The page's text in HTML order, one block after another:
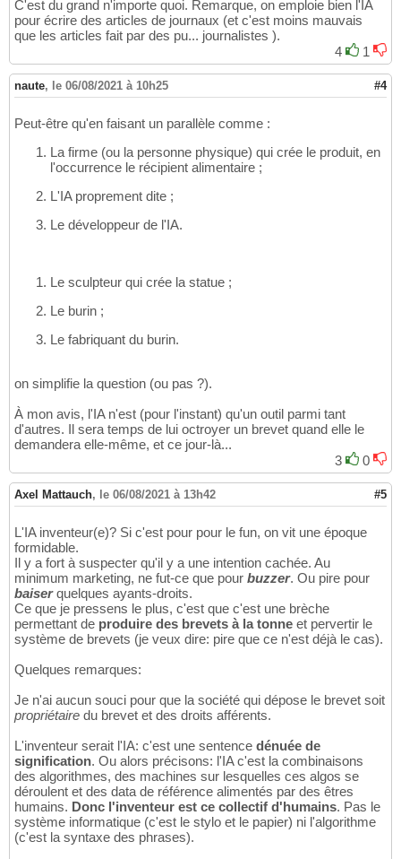
C'est du grand n'importe quoi. Remarque, on emploie bien l'IA
pour écrire des articles de journaux (et c'est moins mauvais
que les articles fait par des pu... journalistes ).
4
1
naute, le 06/08/2021 à 10h25 #4
Peut-être qu'en faisant un parallèle comme :
La firme (ou la personne physique) qui crée le produit, en
l'occurrence le récipient alimentaire ;
L'IA proprement dite ;
Le développeur de l'IA.
Le sculpteur qui crée la statue ;
Le burin ;
Le fabriquant du burin.
on simplifie la question (ou pas ?).
À mon avis, l'IA n'est (pour l'instant) qu'un outil parmi tant
d'autres. Il sera temps de lui octroyer un brevet quand elle le
demandera elle-même, et ce jour-là...
3
0
Axel Mattauch, le 06/08/2021 à 13h42 #5
L'IA inventeur(e)? Si c'est pour pour le fun, on vit une époque
formidable.
Il y a fort à suspecter qu'il y a une intention cachée. Au
minimum marketing, ne fut-ce que pour buzzer. Ou pire pour
baiserquelques ayants-droits.
Ce que je pressens le plus, c'est que c'est une brèche
permettant de produire des brevets à la tonne et pervertir le
système de brevets (je veux dire: pire que ce n'est déjà le cas).
Quelques remarques:
Je n'ai aucun souci pour que la société qui dépose le brevet soit
propriétaire du brevet et des droits afférents.
L'inventeur serait l'IA: c'est une sentence dénuée de
signification. Ou alors précisons: l'IA c'est la combinaisons
des algorithmes, des machines sur lesquelles ces algos se
déroulent et des data de référence alimentés par des êtres
humains. Donc l'inventeur est ce collectif d'humains. Pas le
système informatique (c'est le stylo et le papier) ni l'algorithme
(c'est la syntaxe des phrases).